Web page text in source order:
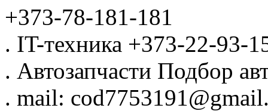
+373-78-181-181
. IT-техника +373-22-93-
. Автозапчасти Подбор
. mail: